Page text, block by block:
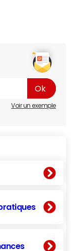
Voir un exemple